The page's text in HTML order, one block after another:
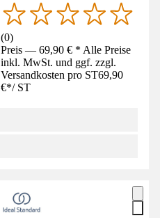
(0)
Preis — 69,90 € * Alle Preise
inkl. MwSt. und ggf. zzgl.
Versandkosten pro ST69,90
€*/ ST